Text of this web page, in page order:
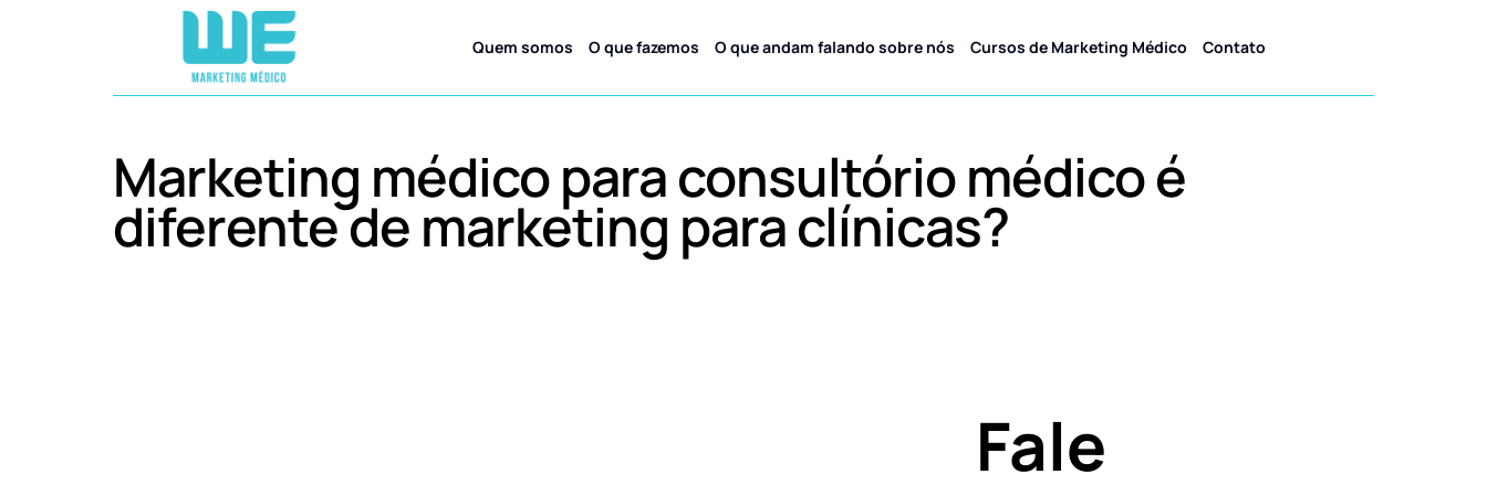
Quem somos O que fazemos O que andam falando sobre nós Cursos de Marketing Médico Contato
Marketing médico para consultório médico é
diferente de marketing para clínicas?
Fale